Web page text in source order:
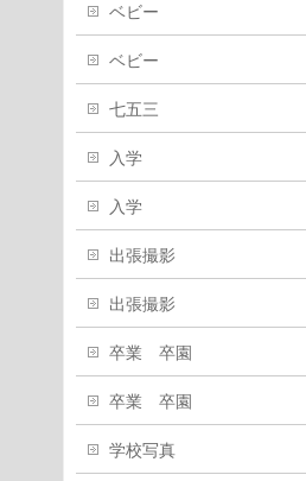
ベビー
ベビー
七五三
入学
入学
出張撮影
出張撮影
卒業 卒園
卒業 卒園
学校写真